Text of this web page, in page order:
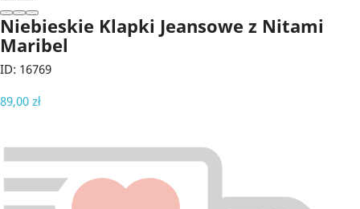
Niebieskie Klapki Jeansowe z Nitami
Maribel
ID: 16769
89,00 zł